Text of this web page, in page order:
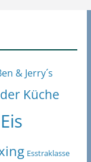
& Jerry´s
Küche
Eis
Esstraklasse